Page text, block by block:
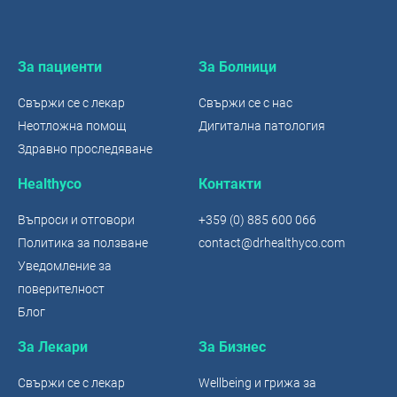
За пациенти
Свържи се с лекар
Неотложна помощ
Здравно проследяване
За Болници
Свържи се с нас
Дигитална патология
Healthyco
Въпроси и отговори
Политика за ползване
Уведомление за
поверителност
Блог
Контакти
+359 (0) 885 600 066
contact@drhealthyco.com
За Лекари
Свържи се с лекар
За Бизнес
Wellbeing и грижа за